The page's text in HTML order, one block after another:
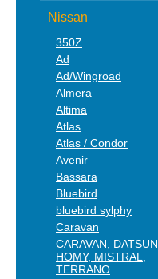
Nissan
350Z
Ad
Ad/Wingroad
Almera
Altima
Atlas
Atlas / Condor
Avenir
Bassara
Bluebird
bluebird sylphy
Caravan
CARAVAN, DATSUN,
HOMY, MISTRAL,
TERRANO